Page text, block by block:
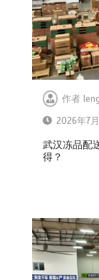
作者
2026年7
武汉冻品配
得？